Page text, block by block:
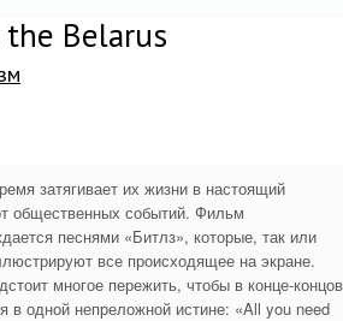
the Belarus
затягивает их жизни в настоящий
общественных событий. Фильм
песнями «Битлз», которые, так или
все происходящее на экране.
многое пережить, чтобы в конце-концов
в одной непреложной истине: «All you need